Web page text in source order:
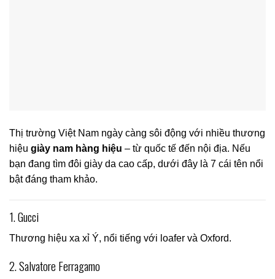
Thị trường Việt Nam ngày càng sôi động với nhiều thương
hiệu giày nam hàng hiệu – từ quốc tế đến nội địa. Nếu
bạn đang tìm đôi giày da cao cấp, dưới đây là 7 cái tên nổi
bật đáng tham khảo.
1. Gucci
Thương hiệu xa xỉ Ý, nổi tiếng với loafer và Oxford.
2. Salvatore Ferragamo